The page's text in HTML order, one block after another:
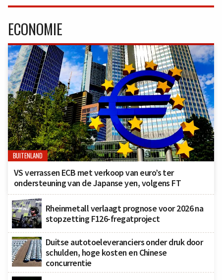
ECONOMIE
BUITENLAND
VS verrassen ECB met verkoop van euro’s ter
ondersteuning van de Japanse yen, volgens FT
Rheinmetall verlaagt prognose voor 2026 na
stopzetting F126-fregatproject
Duitse autotoeleveranciers onder druk door
schulden, hoge kosten en Chinese
concurrentie